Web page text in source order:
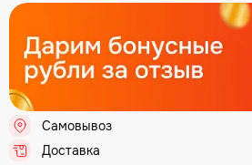
Самовывоз
Доставка